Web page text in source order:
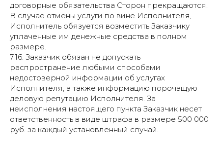
договорные обязательства Сторон прекращаются.
В случае отмены услуги по вине Исполнителя,
Исполнитель обязуется возместить Заказчику
уплаченные им денежные средства в полном
размере.
7.16. Заказчик обязан не допускать
распространение любыми способами
недостоверной информации об услугах
Исполнителя, а также информацию порочащую
деловую репутацию Исполнителя. За
неисполнения настоящего пункта Заказчик несет
ответственность в виде штрафа в размере 500 000
руб. за каждый установленный случай.